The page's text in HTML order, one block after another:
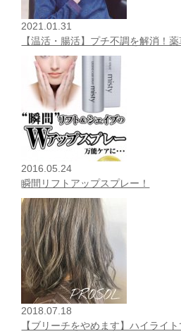
2021.01.31
【温活・腸活】プチ不調を解消！
2016.05.24
瞬間リフトアップスプレー！
2018.07.18
【ブリーチをやめます】ハイライ